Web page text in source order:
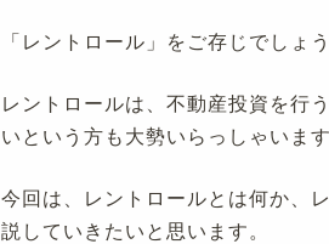
「レントロール」をご存じでしょう
レントロールは、不動産投資を行
いという方も大勢いらっしゃいます
今回は、レントロールとは何か、
説していきたいと思います。